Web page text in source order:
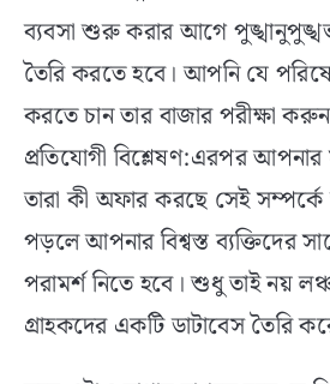
ব্যবসা শুরু করার আগে
তৈরি করতে হবে। আপনি যে
করতে চান তার বাজার পরীক্ষা
প্রতিযোগী বিশ্লেষণ:এরপর আপনার
তারা কী অফার করছে সেই
পড়লে আপনার বিশ্বস্ত ব্যক্তিদের
পরামর্শ নিতে হবে। শুধু তাই নয়
গ্রাহকদের একটি ডাটাবেস তৈরি